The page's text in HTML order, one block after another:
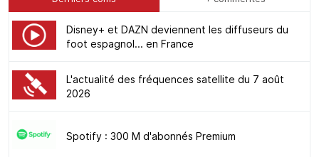
Disney+ et DAZN deviennent les diffuseurs du
foot espagnol... en France
L'actualité des fréquences satellite du 7 août
2026
Spotify : 300 M d'abonnés Premium